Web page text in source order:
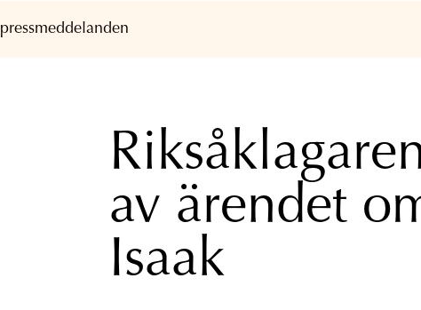
pressmeddelanden
av ärendet
Isaak